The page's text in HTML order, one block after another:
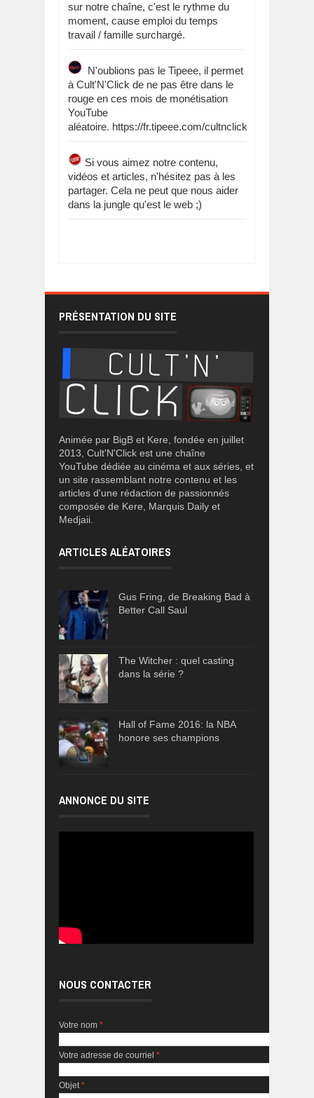
sur notre chaîne, c'est le rythme du
moment, cause emploi du temps
travail / famille surchargé.
N'oublions pas le Tipeee, il permet
à Cult'N'Click de ne pas être dans le
rouge en ces mois de monétisation
YouTube
aléatoire. https://fr.tipeee.com/cultnclick
Si vous aimez notre contenu,
vidéos et articles, n'hésitez pas à les
partager. Cela ne peut que nous aider
dans la jungle qu'est le web ;)
PRÉSENTATION DU SITE
Animée par BigB et Kere, fondée en juillet
2013, Cult'N'Click est une chaîne
YouTube dédiée au cinéma et aux séries, et
un site rassemblant notre contenu et les
articles d'une rédaction de passionnés
composée de Kere, Marquis Daily et
Medjaii.
ARTICLES ALÉATOIRES
Gus Fring, de Breaking Bad à
Better Call Saul
The Witcher : quel casting
dans la série ?
Hall of Fame 2016: la NBA
honore ses champions
ANNONCE DU SITE
NOUS CONTACTER
Votre nom *
Votre adresse de courriel *
Objet *